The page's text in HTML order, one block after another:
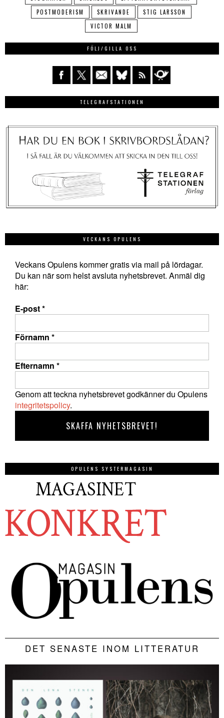
POSTMODERISM
SKRIVANDE
STIG LARSSON
VICTOR MALM
FÖLJ/GILLA OSS
TELEGRAFSTATIONEN
VECKANS OPULENS
Veckans Opulens kommer gratis via mail på lördagar.
Du kan när som helst avsluta nyhetsbrevet. Anmäl dig
här:
E-post*
Förnamn *
Efternamn *
Genom att teckna nyhetsbrevet godkänner du Opulens
integritetspolicy.
OPULENS SYSTERMAGASIN
DET SENASTE INOM LITTERATUR